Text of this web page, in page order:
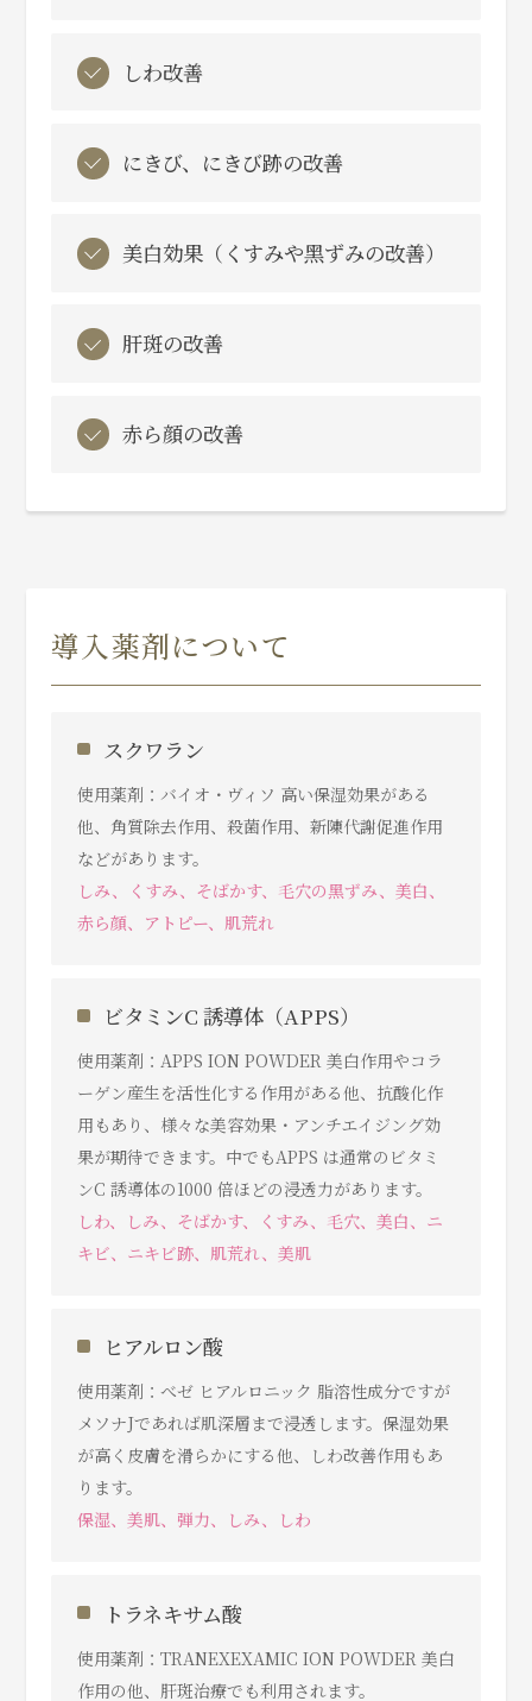
しわ改善
にきび、にきび跡の改善
美白効果（くすみや⿊ずみの改善）
肝斑の改善
赤ら顔の改善
導入薬剤について
スクワラン
使用薬剤：バイオ・ヴィソ 高い保湿効果がある
他、角質除去作用、殺菌作用、新陳代謝促進作用
などがあります。
しみ、くすみ、そばかす、⽑⽳の⿊ずみ、美白、
赤ら顔、アトピー、肌荒れ
ビタミンC 誘導体（APPS）
使用薬剤：APPS ION POWDER 美白作用やコラ
ーゲン産生を活性化する作用がある他、抗酸化作
用もあり、様々な美容効果・アンチエイジング効
果が期待できます。中でもAPPS は通常のビタミ
ンC 誘導体の1000 倍ほどの浸透力があります。
しわ、しみ、そばかす、くすみ、⽑⽳、美白、ニ
キビ、ニキビ跡、肌荒れ、美肌
ヒアルロン酸
使用薬剤：べゼ ヒアルロニック 脂溶性成分ですが
メソナJであれば肌深層まで浸透します。保湿効果
が高く皮膚を滑らかにする他、しわ改善作用もあ
ります。
保湿、美肌、弾力、しみ、しわ
トラネキサム酸
使用薬剤：TRANEXEXAMIC ION POWDER 美白
作用の他、肝斑治療でも利用されます。